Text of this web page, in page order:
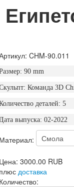
CHM-90.011
90 mm
Команда 3D
деталей: 5
Дата выпуска: 02-2022
Материал:
Цена: 3000.00 RUB
плюс доставка
Количество: